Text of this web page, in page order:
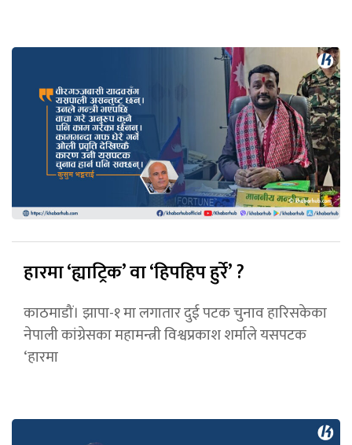
हारमा ‘ह्याट्रिक’ वा ‘हिपहिप हुर्रे’ ?
काठमाडौं। झापा-१ मा लगातार दुई पटक चुनाव हारिसकेका
नेपाली कांग्रेसका महामन्त्री विश्वप्रकाश शर्माले यसपटक
‘हारमा